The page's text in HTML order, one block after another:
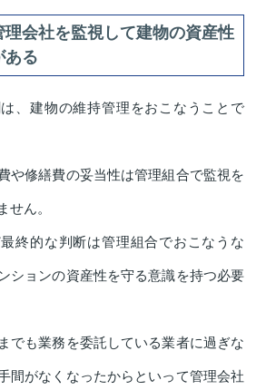
理会社を監視して建物の資産性
ある
、建物の維持管理をおこなうことで
や修繕費の妥当性は管理組合で監視を
せん。
終的な判断は管理組合でおこなうな
ションの資産性を守る意識を持つ必要
でも業務を委託している業者に過ぎな
間がなくなったからといって管理会社